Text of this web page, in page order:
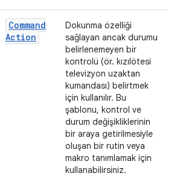
Command
Action
Dokunma özelliği
sağlayan ancak durumu
belirlenemeyen bir
kontrolü (ör. kızılötesi
televizyon uzaktan
kumandası) belirtmek
için kullanılır. Bu
şablonu, kontrol ve
durum değişikliklerinin
bir araya getirilmesiyle
oluşan bir rutin veya
makro tanımlamak için
kullanabilirsiniz.